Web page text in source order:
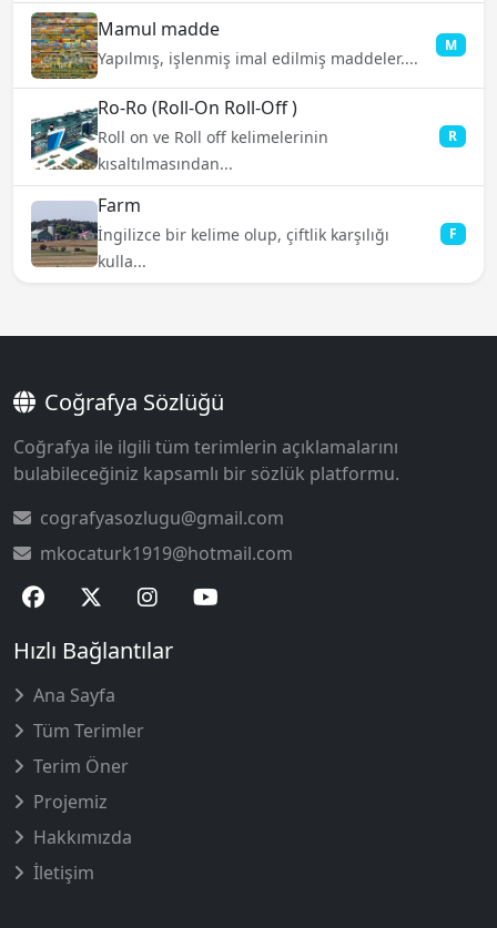
Mamul madde
Yapılmış, işlenmiş imal edilmiş maddeler....
M
Ro-Ro (Roll-On Roll-Off )
Roll on ve Roll off kelimelerinin
kısaltılmasından...
R
Farm
İngilizce bir kelime olup, çiftlik karşılığı
kulla...
F
Coğrafya Sözlüğü
Coğrafya ile ilgili tüm terimlerin açıklamalarını
bulabileceğiniz kapsamlı bir sözlük platformu.
cografyasozlugu@gmail.com
mkocaturk1919@hotmail.com
Hızlı Bağlantılar
Ana Sayfa
Tüm Terimler
Terim Öner
Projemiz
Hakkımızda
İletişim